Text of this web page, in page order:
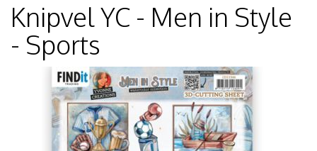
Knipvel YC - Men in Style
- Sports